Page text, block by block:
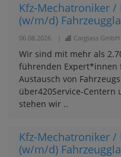
Kfz-Mechatroniker /
(w/m/d)
06.08.2026 Carglass GmbH
Wir sind mit mehr als
führenden Expert*innen
Austausch von
über420Service-
stehen wir ..
Kfz-Mechatroniker /
(w/m/d)